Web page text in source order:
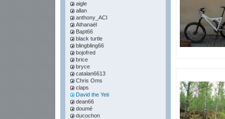
aigle
allan
anthony_ACI
Athanaël
Bapt66
black turtle
blingbling66
bojofred
brice
bryce
catalan6613
Chris Oms
claps
David the Yeti
dean66
doumé
ducochon